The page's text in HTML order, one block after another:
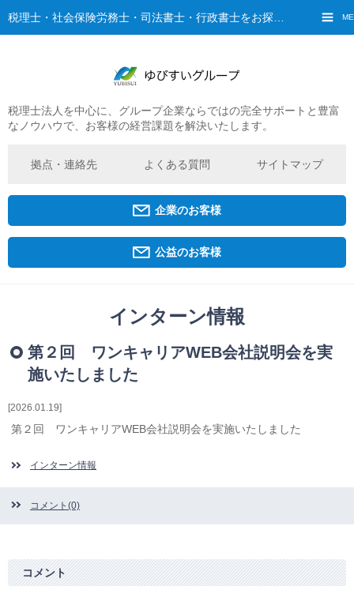
税理士法人を中心に、グループ企業ならではの完全サポートと豊富
なノウハウで、お客様の経営課題を解決いたします。
拠点・連絡先 よくある質問 サイトマップ
企業のお客様
公益のお客様
ご挨拶
グループ概要
ゆびすいのあゆみ
京都オフィス
相続・贈与・事業承継をお考えの方
医業経営者の方
保育園経営者の方
介護専門チームからのお知らせ
インターン情報
2026.01.19
第２回 ワンキャリアWEB会社説明会を実
施いたしました
第２回 ワンキャリアWEB会社説明会を実施いたしました
インターン情報
コメント(0)
コメント